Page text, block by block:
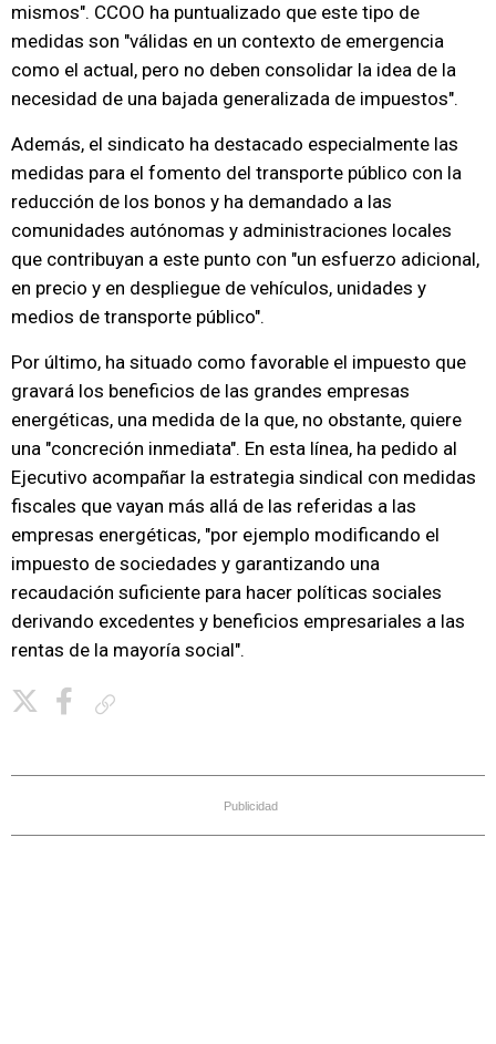
mismos". CCOO ha puntualizado que este tipo de
medidas son "válidas en un contexto de emergencia
como el actual, pero no deben consolidar la idea de la
necesidad de una bajada generalizada de impuestos".
Además, el sindicato ha destacado especialmente las
medidas para el fomento del transporte público con la
reducción de los bonos y ha demandado a las
comunidades autónomas y administraciones locales
que contribuyan a este punto con "un esfuerzo adicional,
en precio y en despliegue de vehículos, unidades y
medios de transporte público".
Por último, ha situado como favorable el impuesto que
gravará los beneficios de las grandes empresas
energéticas, una medida de la que, no obstante, quiere
una "concreción inmediata". En esta línea, ha pedido al
Ejecutivo acompañar la estrategia sindical con medidas
fiscales que vayan más allá de las referidas a las
empresas energéticas, "por ejemplo modificando el
impuesto de sociedades y garantizando una
recaudación suficiente para hacer políticas sociales
derivando excedentes y beneficios empresariales a las
rentas de la mayoría social".
Publicidad